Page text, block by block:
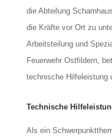
die Abteilung
die Kräfte vor Ort zu
Arbeitsteilung und
Feuerwehr Ostfildern,
technische Hilfeleistung
Technische
Als ein